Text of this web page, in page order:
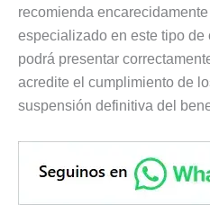
recomienda
especializado en este tipo de
podrá presentar
acredite el cumplimiento de
suspensión definitiva del